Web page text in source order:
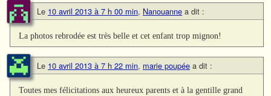
Le 10 avril 2013 à 7 h 00 min, Nanouanne a dit :
La photos rebrodée est très belle et cet enfant trop mignon!
Le 10 avril 2013 à 7 h 22 min, marie poupée a dit :
Toutes mes félicitations aux heureux parents et à la gentille grand